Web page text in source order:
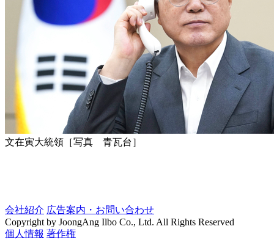
文在寅大統領［写真 青瓦台］
会社紹介 広告案内・お問い合わせ
Copyright by JoongAng Ilbo Co., Ltd. All Rights Reserved
個人情報 著作権